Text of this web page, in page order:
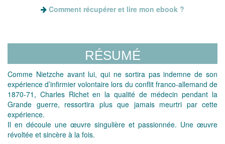
Comment récupérer et lire mon ebook ?
RÉSUMÉ
Comme Nietzche avant lui, qui ne sortira pas indemne de son
expérience d’infirmier volontaire lors du conflit franco-allemand de
1870-71, Charles Richet en la qualité de médecin pendant la
Grande guerre, ressortira plus que jamais meurtri par cette
expérience.
Il en découle une œuvre singulière et passionnée. Une œuvre
révoltée et sincère à la fois.